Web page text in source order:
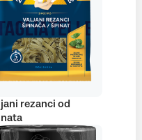
rezanci od